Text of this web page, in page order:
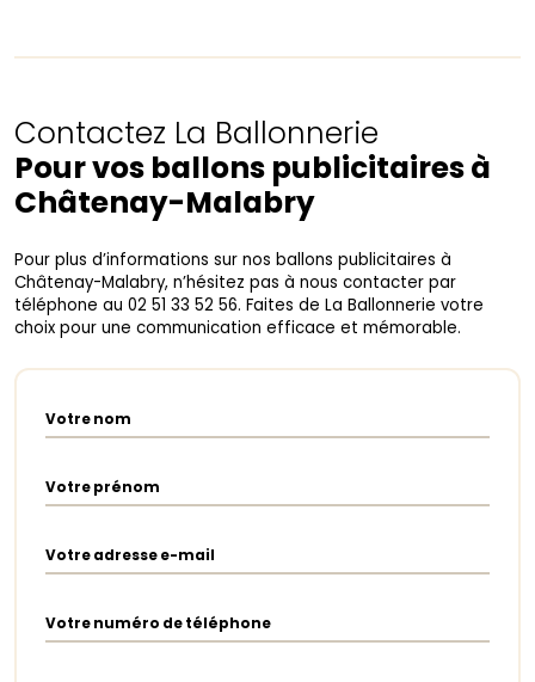
Contactez La Ballonnerie
Pour vos ballons publicitaires à
Châtenay-Malabry
Pour plus d’informations sur nos ballons publicitaires à
Châtenay-Malabry, n’hésitez pas à nous contacter par
téléphone au 02 51 33 52 56. Faites de La Ballonnerie votre
choix pour une communication efficace et mémorable.
Votre nom
Votre prénom
Votre adresse e-mail
Votre numéro de téléphone